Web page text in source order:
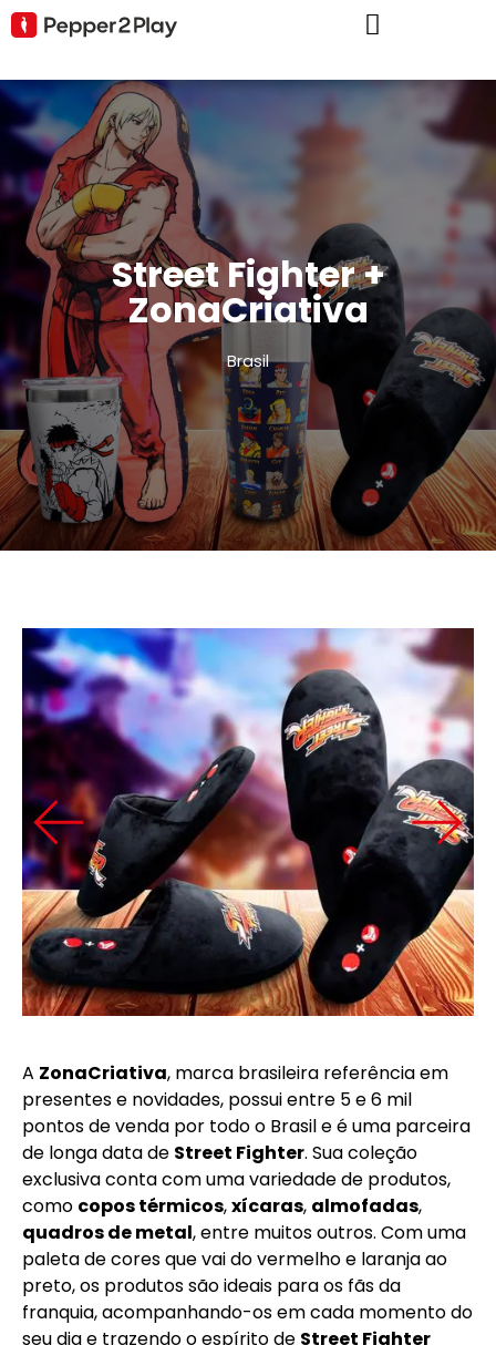
Street Fighter +
ZonaCriativa
Brasil
A ZonaCriativa, marca brasileira referência em
presentes e novidades, possui entre 5 e 6 mil
pontos de venda por todo o Brasil e é uma parceira
de longa data de Street Fighter. Sua coleção
exclusiva conta com uma variedade de produtos,
como copos térmicos,xícaras, almofadas,
quadros de metal, entre muitos outros. Com uma
paleta de cores que vai do vermelho e laranja ao
preto, os produtos são ideais para os fãs da
franquia, acompanhando-os em cada momento do
seu dia e trazendo o espírito de Street Fighter